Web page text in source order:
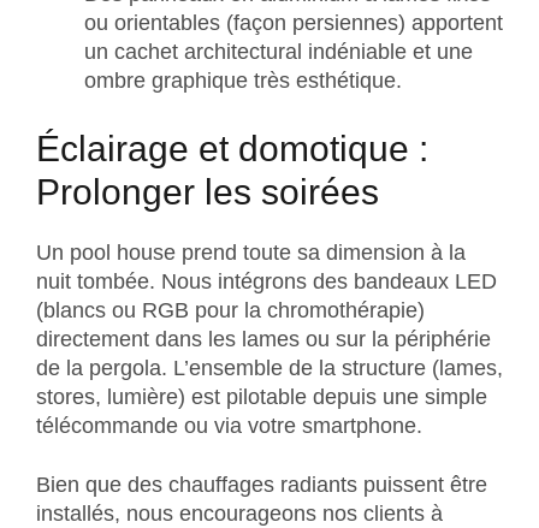
ou orientables (façon persiennes) apportent
un cachet architectural indéniable et une
ombre graphique très esthétique.
Éclairage et domotique :
Prolonger les soirées
Un pool house prend toute sa dimension à la
nuit tombée. Nous intégrons des bandeaux LED
(blancs ou RGB pour la chromothérapie)
directement dans les lames ou sur la périphérie
de la pergola. L’ensemble de la structure (lames,
stores, lumière) est pilotable depuis une simple
télécommande ou via votre smartphone.
Bien que des chauffages radiants puissent être
installés, nous encourageons nos clients à